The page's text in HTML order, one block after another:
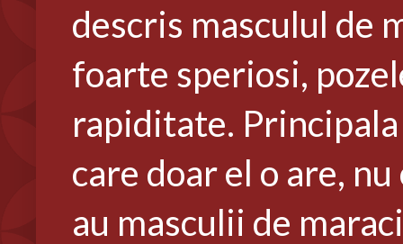
descris masculul de
foarte speriosi,
rapiditate.
care doar el o are,
au masculii de